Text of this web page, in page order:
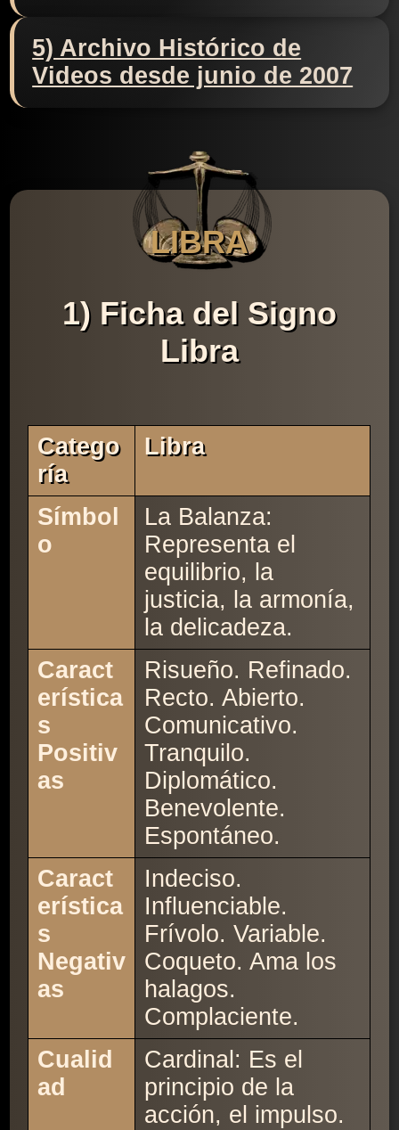
5) Archivo Histórico de
Videos desde junio de 2007
LIBRA
1) Ficha del Signo
Libra
Catego
Ría
Libra
Símbol
o
La Balanza:
Representa el
equilibrio, la
justicia, la armonía,
la delicadeza.
Caract
erística
s
Positiv
as
Risueño. Refinado.
Recto. Abierto.
Comunicativo.
Tranquilo.
Diplomático.
Benevolente.
Espontáneo.
Caract
erística
s
Negativ
as
Indeciso.
Influenciable.
Frívolo. Variable.
Coqueto. Ama los
halagos.
Complaciente.
Cualid
ad
Cardinal: Es el
principio de la
acción, el impulso.